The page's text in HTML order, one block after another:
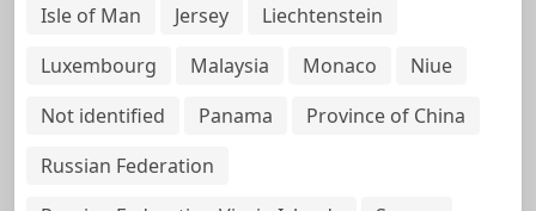
Isle of Man
Jersey
Liechtenstein
Luxembourg
Malaysia Monaco
Niue
Not identified
Panama
Province of China
Russian Federation